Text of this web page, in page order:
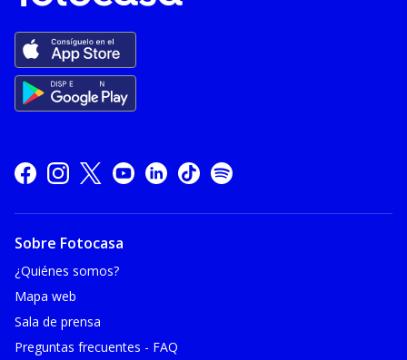
Sobre Fotocasa
¿Quiénes somos?
Mapa web
Sala de prensa
Preguntas frecuentes - FAQ